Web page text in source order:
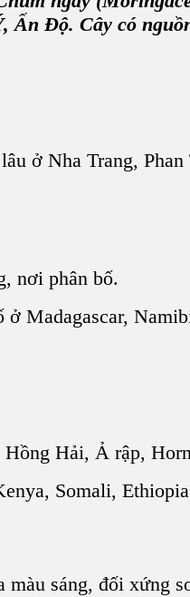
Ấn Độ. Cây có
ở Nha Trang, Phan
nơi phân bố.
Madagascar,
Hồng Hải, Ả rập,
Somali,
sáng, đối xứng